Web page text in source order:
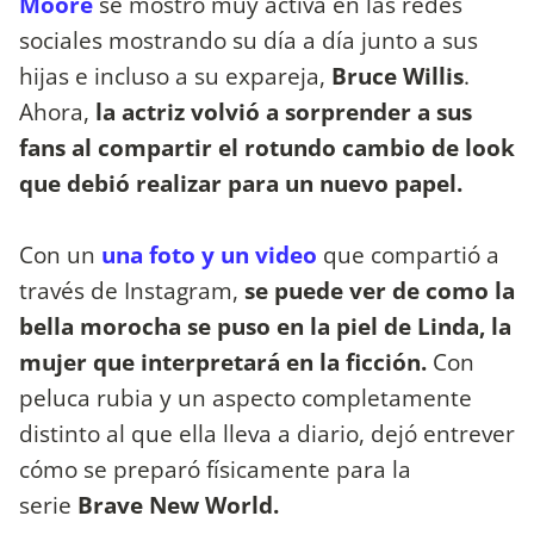
sociales mostrando su día a día junto a sus
hijas e incluso a su expareja, Bruce Willis.
Ahora, la actriz volvió a sorprender a sus
fans al compartir el rotundo cambio de look
que debió realizar para un nuevo papel.
Con un una foto y un video que compartió a
través de Instagram, se puede ver de como la
bella morocha se puso en la piel de Linda, la
mujer que interpretará en la ficción. Con
peluca rubia y un aspecto completamente
distinto al que ella lleva a diario, dejó entrever
cómo se preparó físicamente para la
serie Brave New World.